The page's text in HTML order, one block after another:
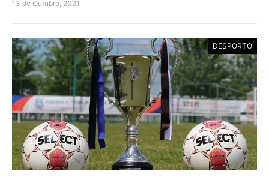
13 de Outubro, 2021
DESPORTO